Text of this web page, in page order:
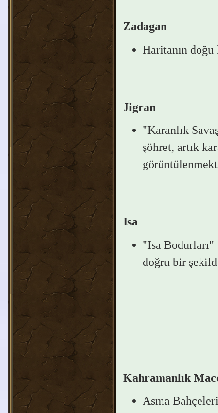
Zadagan
Haritanın
Jigran
"Karanlık
şöhret, artık
Isa
"Isa
doğru bir
Kahramanlık
Asma